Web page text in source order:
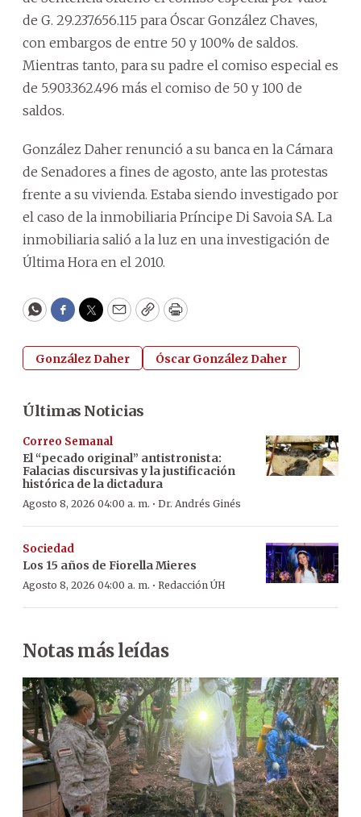
de G. 29.237.656.115 para Óscar González Chaves,
con embargos de entre 50 y 100% de saldos.
Mientras tanto, para su padre el comiso especial es
de 5.903.362.496 más el comiso de 50 y 100 de
saldos.
González Daher renunció a su banca en la Cámara
de Senadores a fines de agosto, ante las protestas
frente a su vivienda. Estaba siendo investigado por
el caso de la inmobiliaria Príncipe Di Savoia SA. La
inmobiliaria salió a la luz en una investigación de
Última Hora en el 2010.
WhatsApp
Facebook
Twitter
EmailCopyPrint
González Daher Óscar González Daher
Últimas Noticias
Correo Semanal
El “pecado original” antistronista:
Falacias discursivas y la justificación
histórica de la dictadura
Agosto 8, 2026 04:00 a. m. · Dr. Andrés Ginés
Sociedad
Los 15 años de Fiorella Mieres
Agosto 8, 2026 04:00 a. m. · Redacción ÚH
Notas más leídas